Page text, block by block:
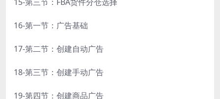
16-第一节：广告基础
17-第二节：创建自动广告
18-第三节：创建手动广告
19-第四节：创建商品广告